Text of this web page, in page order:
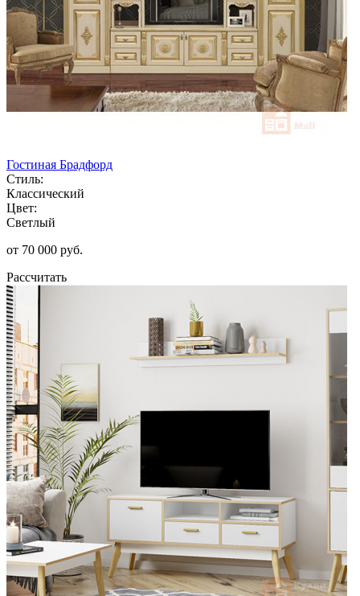
Гостиная Брадфорд
Стиль:
Классический
Цвет:
Светлый
от 70 000 руб.
Рассчитать